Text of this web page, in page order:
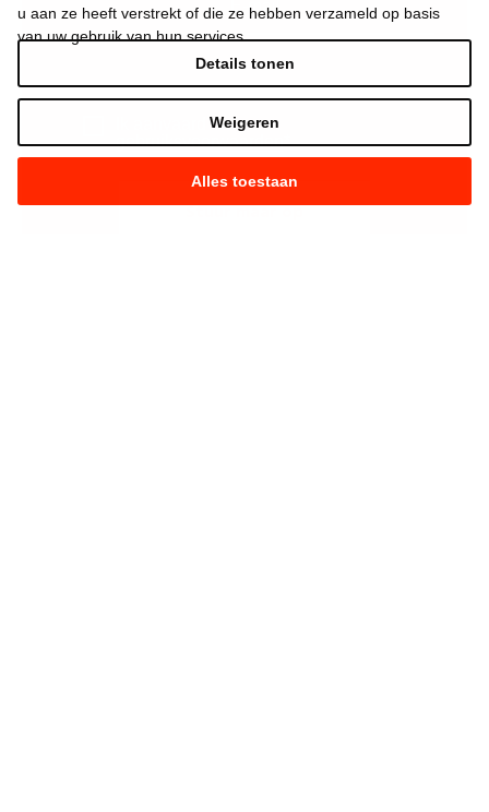
u aan ze heeft verstrekt of die ze hebben verzameld op basis
van uw gebruik van hun services.
Alles toestaan
Weigeren
Details tonen
Ik aanvaard de
gebruiksvoorwaarden*